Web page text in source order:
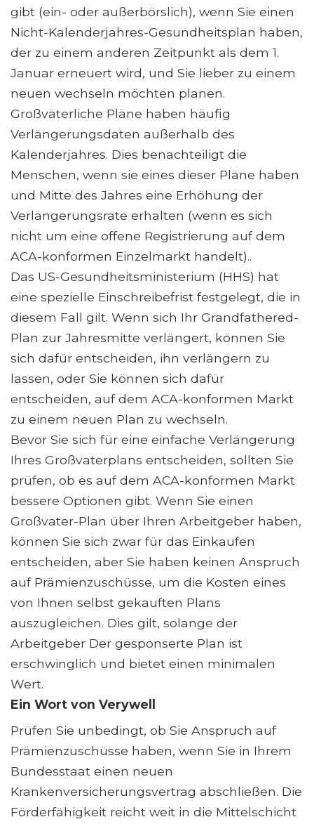
gibt (ein- oder außerbörslich), wenn Sie einen
Nicht-Kalenderjahres-Gesundheitsplan haben,
der zu einem anderen Zeitpunkt als dem 1.
Januar erneuert wird, und Sie lieber zu einem
neuen wechseln möchten planen.
Großväterliche Pläne haben häufig
Verlängerungsdaten außerhalb des
Kalenderjahres. Dies benachteiligt die
Menschen, wenn sie eines dieser Pläne haben
und Mitte des Jahres eine Erhöhung der
Verlängerungsrate erhalten (wenn es sich
nicht um eine offene Registrierung auf dem
ACA-konformen Einzelmarkt handelt)..
Das US-Gesundheitsministerium (HHS) hat
eine spezielle Einschreibefrist festgelegt, die in
diesem Fall gilt. Wenn sich Ihr Grandfathered-
Plan zur Jahresmitte verlängert, können Sie
sich dafür entscheiden, ihn verlängern zu
lassen, oder Sie können sich dafür
entscheiden, auf dem ACA-konformen Markt
zu einem neuen Plan zu wechseln.
Bevor Sie sich für eine einfache Verlängerung
Ihres Großvaterplans entscheiden, sollten Sie
prüfen, ob es auf dem ACA-konformen Markt
bessere Optionen gibt. Wenn Sie einen
Großvater-Plan über Ihren Arbeitgeber haben,
können Sie sich zwar für das Einkaufen
entscheiden, aber Sie haben keinen Anspruch
auf Prämienzuschüsse, um die Kosten eines
von Ihnen selbst gekauften Plans
auszugleichen. Dies gilt, solange der
Arbeitgeber Der gesponserte Plan ist
erschwinglich und bietet einen minimalen
Wert.
Ein Wort von Verywell
Prüfen Sie unbedingt, ob Sie Anspruch auf
Prämienzuschüsse haben, wenn Sie in Ihrem
Bundesstaat einen neuen
Krankenversicherungsvertrag abschließen. Die
Förderfähigkeit reicht weit in die Mittelschicht